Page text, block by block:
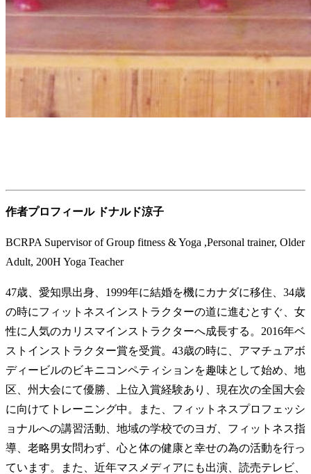
作者プロフィール ドナルド涼子
BCRPA Supervisor of Group fitness & Yoga ,Personal trainer, Older
Adult, 200H Yoga Teacher
47歳、愛知県出身、1999年に結婚を機にカナダに移住、34歳
の時にフィットネスインストラクターの道に進むとすぐ、女
性に人気のカリスマインストラクターへ成長する。2016年ベ
ストインストラクター賞を受賞。43歳の時に、アマチュアボ
ディービルのビキニコンペティションを趣味として始め、地
区、州大会にて優勝、上位入賞経験あり、現在次の全国大会
に向けてトレーニング中。また、フィットネスプロフェッシ
ョナルへの講習活動、地域の学校でのヨガ、フィットネス指
導、老略男女問わず、心と体の健康と幸せの為の活動を行っ
ています。また、近年マスメディアにも出演、読売テレビ、